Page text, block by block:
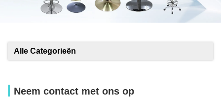
Alle Categorieën
Neem contact met ons op